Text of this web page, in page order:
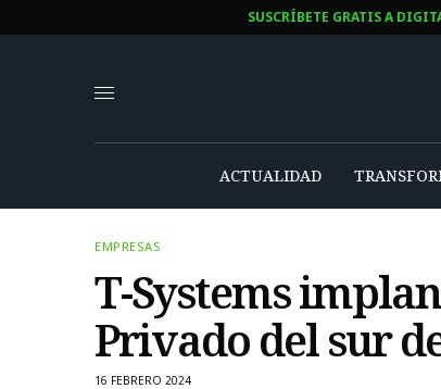
SUSCRÍBETE GRATIS A
ACTUALIDAD
EMPRESAS
T-Systems
Privado del sur
16 FEBRERO 2024